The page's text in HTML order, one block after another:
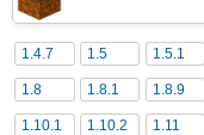
1.4.7 1.5 1.5.1
1.8 1.8.1 1.8.9
1.10.1 1.10.2 1.11